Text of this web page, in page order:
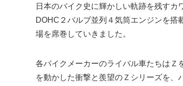
日本のバイク史に輝かしい軌跡を残す
DOHC２バルブ並列４気筒エンジンを
場を席巻していきました。
各バイクメーカーのライバル車たちはＺ
を動かした衝撃と羨望のＺシリーズを